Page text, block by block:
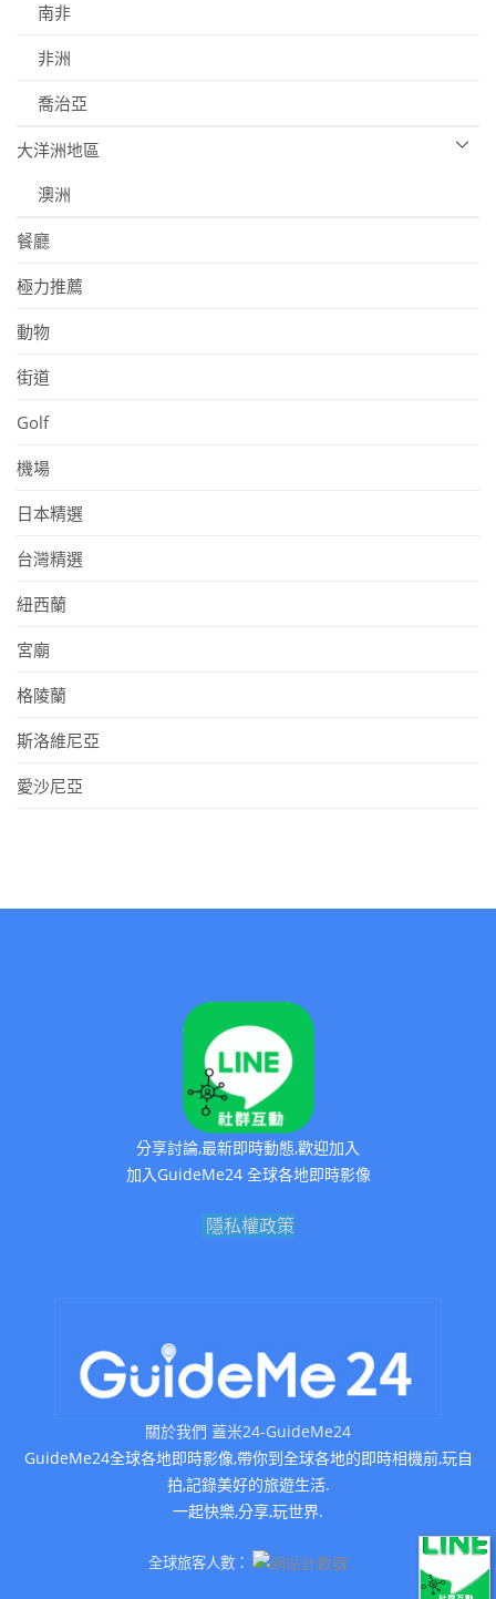
南非
非洲
喬治亞
大洋洲地區
澳洲
餐廳
極力推薦
動物
街道
Golf
機場
日本精選
台灣精選
紐西蘭
宮廟
格陵蘭
斯洛維尼亞
愛沙尼亞
分享討論,最新即時動態,歡迎加入
加入GuideMe24 全球各地即時影像
隱私權政策
關於我們 蓋米24-GuideMe24
GuideMe24全球各地即時影像,帶你到全球各地的即時相機前,玩自
拍,記錄美好的旅遊生活.
一起快樂,分享,玩世界.
全球旅客人數：